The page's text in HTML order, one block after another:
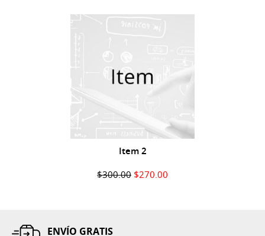
Item 2
$300.00 $270.00
ENVÍO GRATIS